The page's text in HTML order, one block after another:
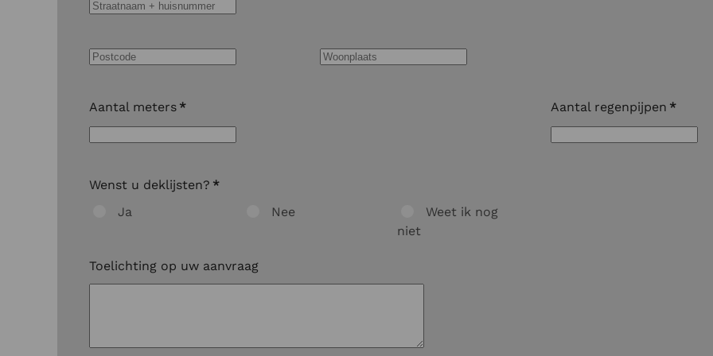
Aantal meters * Aantal regenpijpen *
Wenst u deklijsten? *
Ja
Nee
Weet ik nog
niet
Toelichting op uw aanvraag